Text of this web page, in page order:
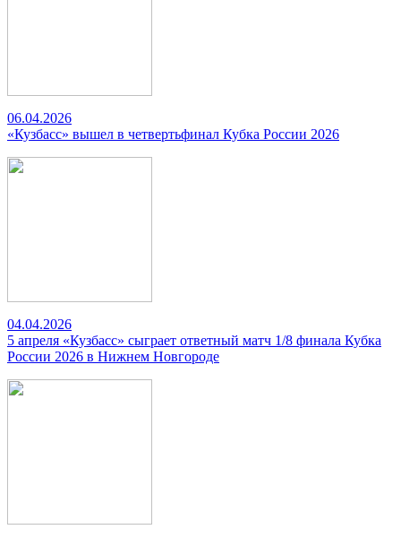
06.04.2026
«Кузбасс» вышел в четвертьфинал Кубка России 2026
04.04.2026
5 апреля «Кузбасс» сыграет ответный матч 1/8 финала Кубка
России 2026 в Нижнем Новгороде